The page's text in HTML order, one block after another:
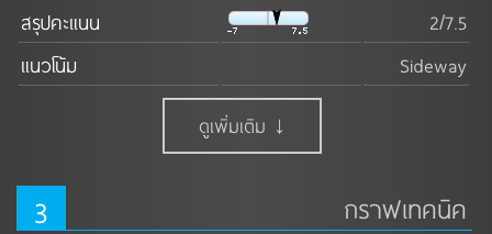
สรุปคะแนน
2/7.5
แนวโน้ม
Sideway
ดูเพิ่มเติม ↓
3 กราฟเทคนิค